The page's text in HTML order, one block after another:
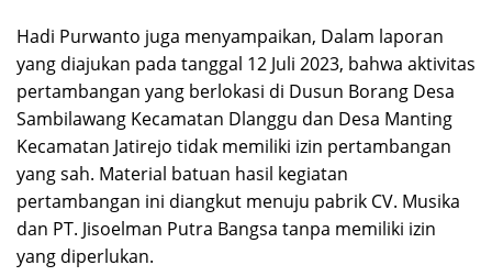
Hadi Purwanto juga menyampaikan, Dalam laporan
yang diajukan pada tanggal 12 Juli 2023, bahwa aktivitas
pertambangan yang berlokasi di Dusun Borang Desa
Sambilawang Kecamatan Dlanggu dan Desa Manting
Kecamatan Jatirejo tidak memiliki izin pertambangan
yang sah. Material batuan hasil kegiatan
pertambangan ini diangkut menuju pabrik CV. Musika
dan PT. Jisoelman Putra Bangsa tanpa memiliki izin
yang diperlukan.